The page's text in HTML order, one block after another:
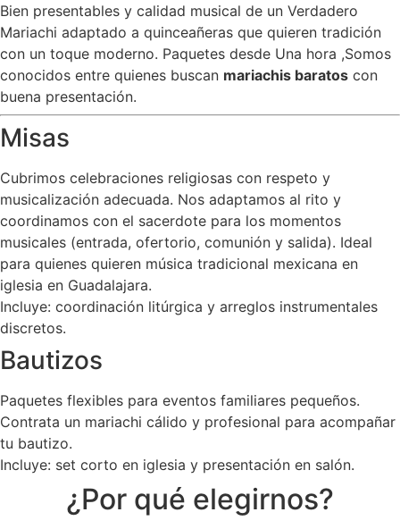
Bien presentables y calidad musical de un Verdadero
Mariachi adaptado a quinceañeras que quieren tradición
con un toque moderno. Paquetes desde Una hora ,Somos
conocidos entre quienes buscan mariachis baratos con
buena presentación.
Misas
Cubrimos celebraciones religiosas con respeto y
musicalización adecuada. Nos adaptamos al rito y
coordinamos con el sacerdote para los momentos
musicales (entrada, ofertorio, comunión y salida). Ideal
para quienes quieren música tradicional mexicana en
iglesia en Guadalajara.
Incluye: coordinación litúrgica y arreglos instrumentales
discretos.
Bautizos
Paquetes flexibles para eventos familiares pequeños.
Contrata un mariachi cálido y profesional para acompañar
tu bautizo.
Incluye: set corto en iglesia y presentación en salón.
¿Por qué elegirnos?